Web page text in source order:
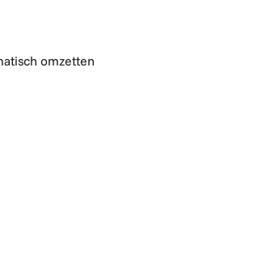
omzetten